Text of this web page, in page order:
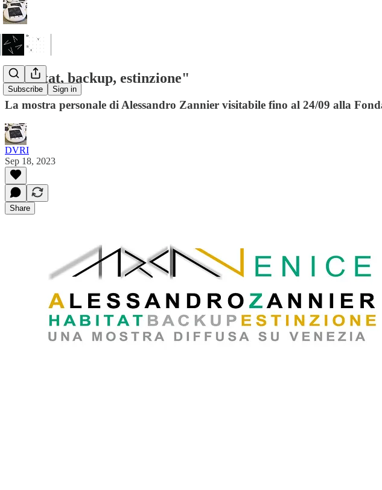
Subscribe Sign in
"Habitat, backup, estinzione"
La mostra personale di Alessandro Zannier visitabile fino al 24/09 alla
DVRI
Sep 18, 2023
Share